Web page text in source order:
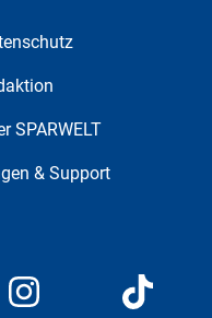
SPARWELT
& Support